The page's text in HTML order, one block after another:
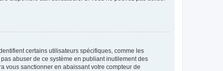
certains utilisateurs spécifiques, comme les
abuser de ce système en publiant inutilement des
vous sanctionner en abaissant votre compteur de